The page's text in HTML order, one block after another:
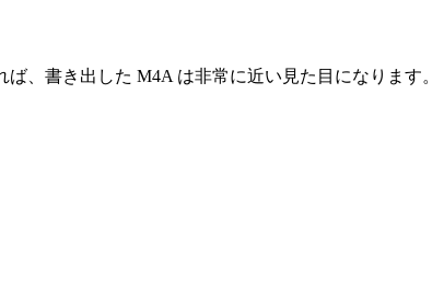
、書き出した M4A は非常に近い見た目になります。